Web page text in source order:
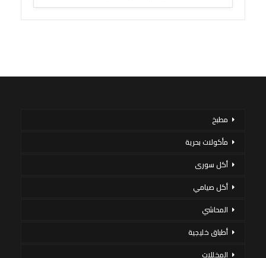
مطبخ
مأكولات بحرية
أكل سورى
أكل صيامي
المحاشي
أطباق خليجية
المخللات